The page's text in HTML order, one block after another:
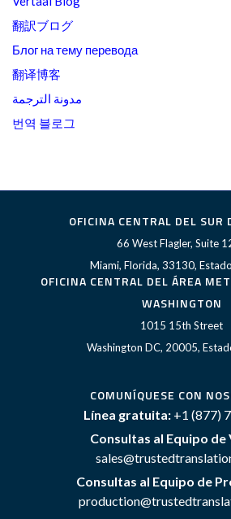
翻訳ブログ
Блог на тему перевода
翻译博客
مدونة الترجمة
번역 블로그
OFICINA CENTRAL DEL SUR
66 West Flagler, Suite
Miami, Florida, 33130,
OFICINA CENTRAL DEL ÁREA
WASHINGTON
1015 15th Street
Washington DC, 20005,
COMUNÍQUESE CON
Línea gratuita: +1 (877)
Consultas al Equipo de
Consultas al Equipo de